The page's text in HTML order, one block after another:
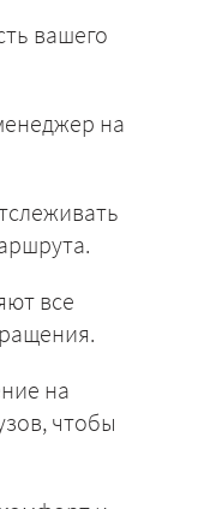
вашего
на
все
на
чтобы